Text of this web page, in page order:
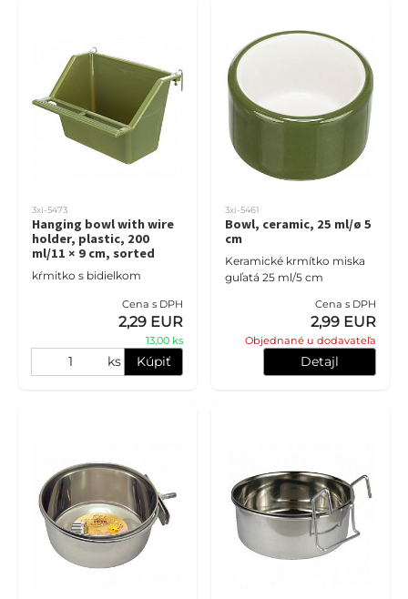
3xi-5473
Hanging bowl with wire
holder, plastic, 200
ml/11 × 9 cm, sorted
kŕmitko s bidielkom
Cena s DPH
2,29 EUR
13,00 ks
ks Kúpiť
3xi-5461
Bowl, ceramic, 25 ml/ø 5
cm
Keramické krmítko miska
guľatá 25 ml/5 cm
Cena s DPH
2,99 EUR
Objednané u dodavateľa
Detajl